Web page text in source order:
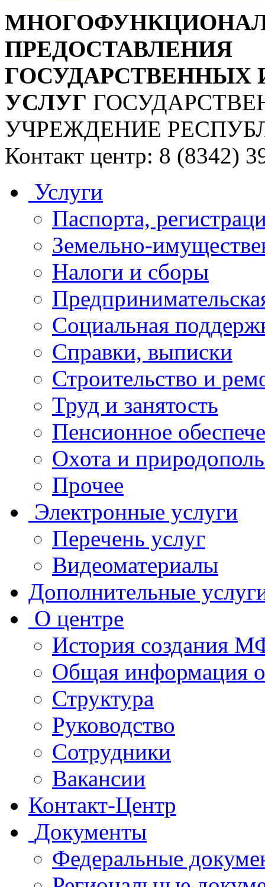
ПРЕДОСТАВЛЕНИЯ
УСЛУГ
УЧРЕЖДЕНИЕ
Контакт центр: 8 (8342)
Услуги
Паспорта,
Земельно-
Налоги и сборы
Социальная
Справки, выписки
Строительство и
Труд и занятость
Пенсионное
Охота и
Прочее
Электронные услуги
Перечень услуг
Видеоматериалы
Дополнительные
О центре
История создания
Общая
Структура
Руководство
Сотрудники
Вакансии
Контакт-Центр
Документы
Федеральные